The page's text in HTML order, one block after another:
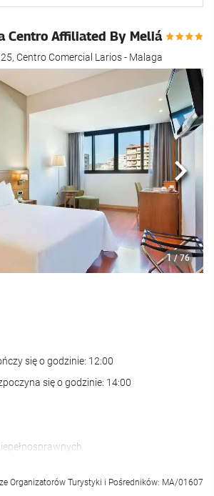
Centro Affiliated By Meliá
Centro Comercial Larios - Malaga
1 / 76
się o godzinie: 12:00
się o godzinie: 14:00
Organizatorów Turystyki i Pośredników: MA/01607